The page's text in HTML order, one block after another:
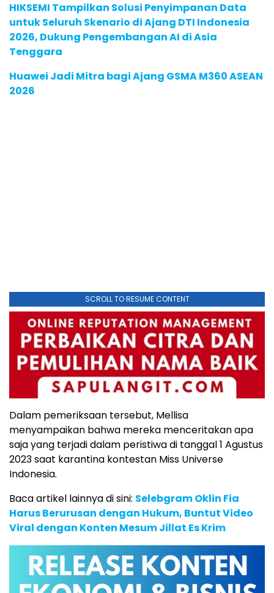
HIKSEMI Tampilkan Solusi Penyimpanan Data
untuk Seluruh Skenario di Ajang DTI Indonesia
2026, Dukung Pengembangan AI di Asia
Tenggara
Huawei Jadi Mitra bagi Ajang GSMA M360 ASEAN
2026
SCROLL TO RESUME CONTENT
Dalam pemeriksaan tersebut, Mellisa
menyampaikan bahwa mereka menceritakan apa
saja yang terjadi dalam peristiwa di tanggal 1 Agustus
2023 saat karantina kontestan Miss Universe
Indonesia.
Baca artikel lainnya di sini: Selebgram Oklin Fia
Harus Berurusan dengan Hukum, Buntut Video
Viral dengan Konten Mesum Jillat Es Krim